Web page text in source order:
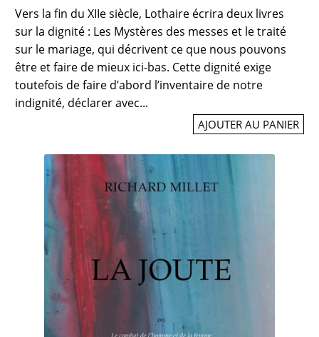
Vers la fin du XIIe siècle, Lothaire écrira deux livres
sur la dignité : Les Mystères des messes et le traité
sur le mariage, qui décrivent ce que nous pouvons
être et faire de mieux ici-bas. Cette dignité exige
toutefois de faire d’abord l’inventaire de notre
indignité, déclarer avec...
AJOUTER AU PANIER